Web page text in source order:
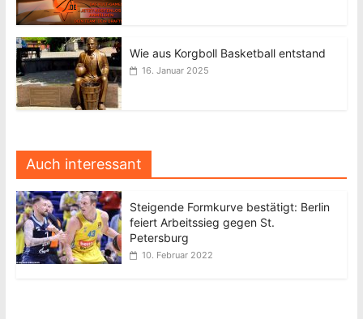
Wie aus Korgboll Basketball entstand
16. Januar 2025
Auch interessant
Steigende Formkurve bestätigt: Berlin
feiert Arbeitssieg gegen St.
Petersburg
10. Februar 2022